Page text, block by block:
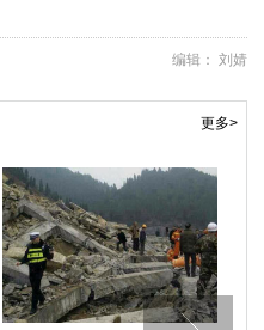
编辑： 刘婧
更多>